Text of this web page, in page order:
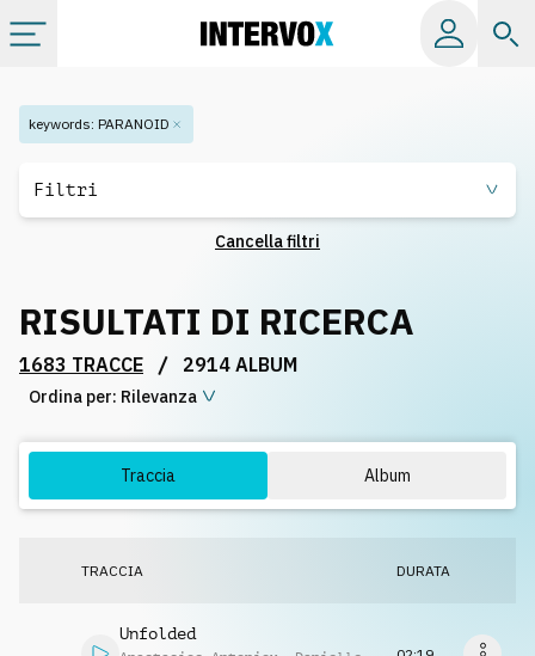
Categorie
Playlist
Licenze
keywords: PARANOID
Filtri
Cancella filtri
RISULTATI DI RICERCA
1683 TRACCE / 2914 ALBUM
Ordina per: Rilevanza
Traccia Album
TRACCIA DURATA
Unfolded